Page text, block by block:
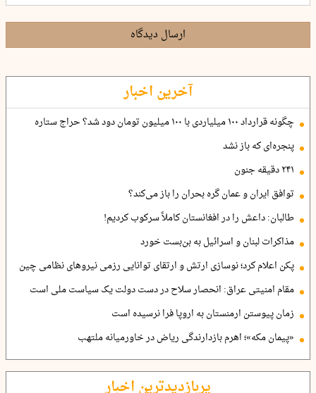
ارسال دیدگاه
آخرین اخبار
چگونه قرارداد ۱۰۰ میلیاردی با ۱۰۰ میلیون تومان دود شد؟ حراج ستاره
پنجره‌ای که باز نشد
۲۴۱ دقیقه جنون
توافق ایران و عمان گره بحران را باز می‌کند؟
طالبان: داعش را در افغانستان کاملاً سرکوب کردیم!
مذاکرات لبنان و اسرائیل به بن‌بست خورد
پکن اعلام کرد؛ نوسازی ارتش و ارتقای توانایی رزمی نیروهای نظامی چین
مقام امنیتی عراق: انحصار سلاح در دست دولت یک سیاست ملی است
زمان پیوستن ارمنستان به اروپا فرا نرسیده است
«پیمان مکه»؛ اهرم بازدارندگی ریاض در خاورمیانه ملتهب
پربازدیدترین اخبار